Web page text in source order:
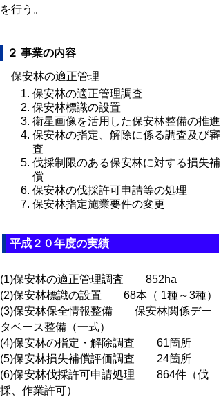
を行う。
２ 事業の内容
保安林の適正管理
保安林の適正管理調査
保安林標識の設置
衛星画像を活用した保安林整備の推進
保安林の指定、解除に係る調査及び審
査
伐採制限のある保安林に対する損失補
償
保安林の伐採許可申請等の処理
保安林指定施業要件の変更
平成２０年度の実績
(1)保安林の適正管理調査 852ha
(2)保安林標識の設置 68本（ 1種～3種）
(3)保安林保全情報整備 保安林関係デー
タベース整備（一式）
(4)保安林の指定・解除調査 61箇所
(5)保安林損失補償評価調査 24箇所
(6)保安林伐採許可申請処理 864件（伐
採、作業許可）